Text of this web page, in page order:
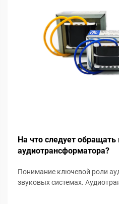
На что следует
аудиотрансформатора?
Понимание ключевой роли
звуковых системах.